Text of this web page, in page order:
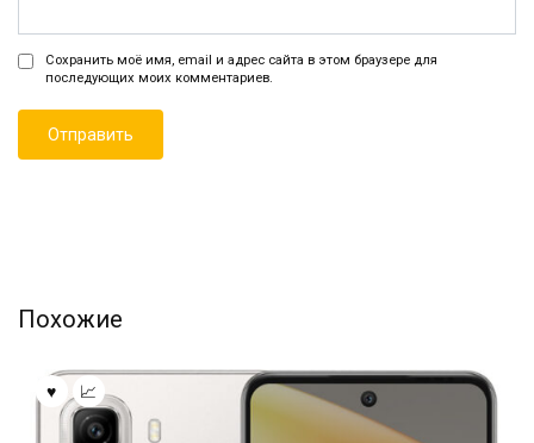
Сохранить моё имя, email и адрес сайта в этом браузере для
последующих моих комментариев.
Похожие